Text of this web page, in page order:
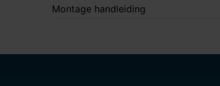
Montage handleiding